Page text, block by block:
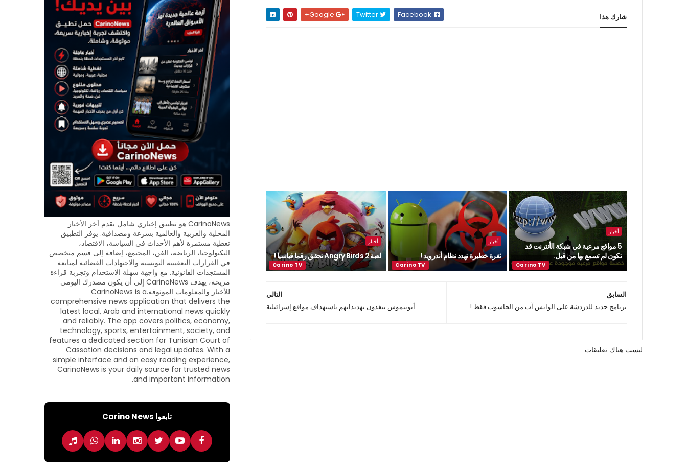
شارك هذا Twitter
أخبار
5 مواقع مرعبة في شبكة الأنترنت قد
تكون لم تسمع بها من قبل.
أخبار
ثغرة خطيرة تهدد نظام أندرويد !
أخبار
لعبة Angry Birds 2 تحقق رقما قياسيا !
التالي
أنونيموس ينفذون تهديداتهم باستهداف مواقع إسرائيلية
السابق
برنامج جديد للدردشة على الواتس آب من الحاسوب فقط !
ليست هناك تعليقات
CarinoNews هو تطبيق إخباري شامل يقدم آخر الأخبار
المحلية والعربية والعالمية بسرعة ومصداقية. يوفر التطبيق
تغطية مستمرة لأهم الأحداث في السياسة، الاقتصاد،
التكنولوجيا، الرياضة، الفن، المجتمع، إضافة إلى قسم متخصص
في القرارات التعقيبية التونسية والاجتهادات القضائية لمتابعة
المستجدات القانونية. مع واجهة سهلة الاستخدام وتجربة قراءة
مريحة، يهدف CarinoNews إلى أن يكون مصدرك اليومي
للأخبار والمعلومات الموثوقة.CarinoNews is a
comprehensive news application that delivers the
latest local, Arab and international news quickly
and reliably. The app covers politics, economy,
technology, sports, entertainment, society, and
features a dedicated section for Tunisian Court of
Cassation decisions and legal updates. With a
simple interface and an easy reading experience,
CarinoNews is your daily source for trusted news
and important information.
تابعوا Carino News